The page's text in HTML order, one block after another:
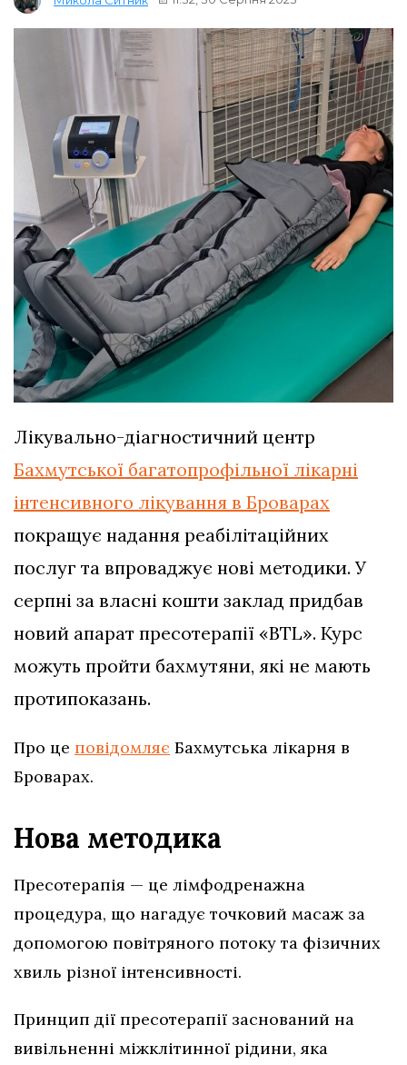
Лікувально-діагностичний центр
Бахмутської багатопрофільної лікарні
інтенсивного лікування в Броварах
покращує надання реабілітаційних
послуг та впроваджує нові методики. У
серпні за власні кошти заклад придбав
новий апарат пресотерапії «BTL». Курс
можуть пройти бахмутяни, які не мають
протипоказань.
Про це повідомляє Бахмутська лікарня в
Броварах.
Нова методика
Пресотерапія — це лімфодренажна
процедура, що нагадує точковий масаж за
допомогою повітряного потоку та фізичних
хвиль різної інтенсивності.
Принцип дії пресотерапії заснований на
вивільненні міжклітинної рідини, яка